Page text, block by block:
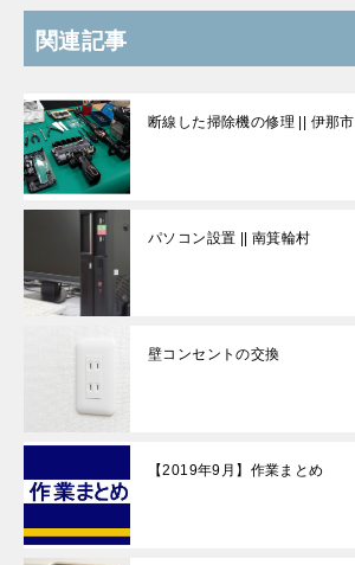
関連記事
断線した掃除機の修理 || 伊那市
パソコン設置 || 南箕輪村
壁コンセントの交換
【2019年9月】作業まとめ